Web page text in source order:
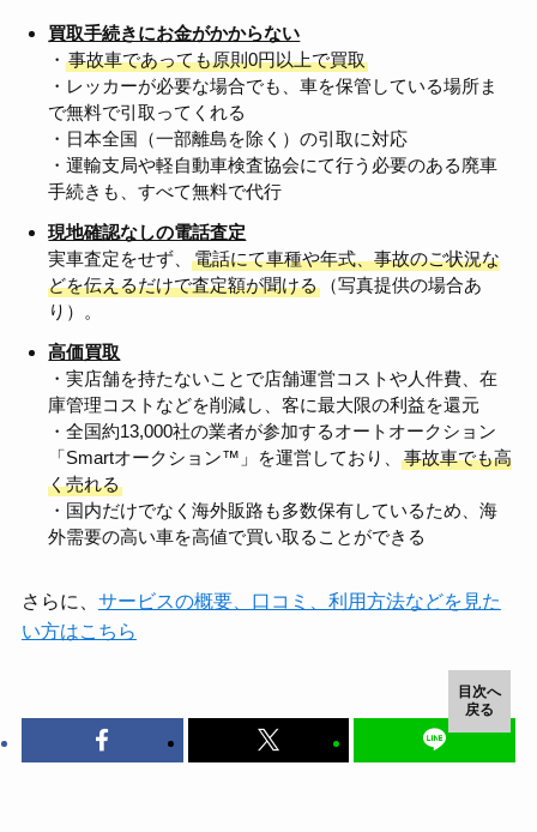
買取手続きにお金がかからない
・事故車であっても原則0円以上で買取
・レッカーが必要な場合でも、車を保管している場所ま
で無料で引取ってくれる
・日本全国（一部離島を除く）の引取に対応
・運輸支局や軽自動車検査協会にて行う必要のある廃車
手続きも、すべて無料で代行
現地確認なしの電話査定
実車査定をせず、電話にて車種や年式、事故のご状況な
どを伝えるだけで査定額が聞ける
（写真提供の場合あ
り）。
高価買取
・実店舗を持たないことで店舗運営コストや人件費、在
庫管理コストなどを削減し、客に最大限の利益を還元
・全国約13,000社の業者が参加するオートオークション
「Smartオークション™」を運営しており、事故車でも高
く売れる
・国内だけでなく海外販路も多数保有しているため、海
外需要の高い車を高値で買い取ることができる
さらに、 サービスの概要、口コミ、利用方法などを見た
い方はこちら
目次へ
戻る